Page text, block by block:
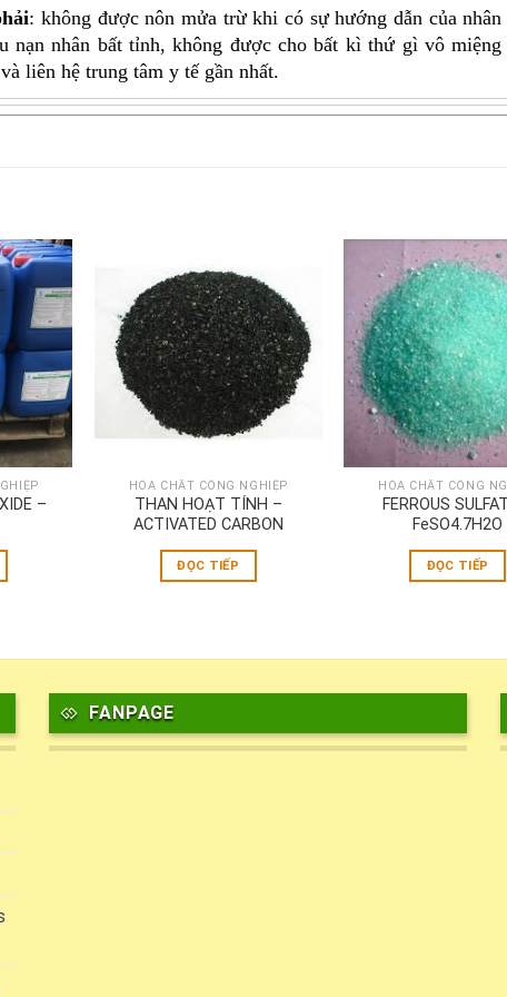
: không được nôn mửa trừ khi có sự hướng dẫn của nhân
nạn nhân bất tỉnh, không được cho bất kì thứ gì vô miệng
liên hệ trung tâm y tế gần nhất.
–
HÓA CHẤT CÔNG NGHIỆP
THAN HOẠT TÍNH –
ACTIVATED CARBON
ĐỌC TIẾP
HÓA CHẤT CÔNG
FERROUS
FeSO4.7H2O
ĐỌC TIẾP
FANPAGE